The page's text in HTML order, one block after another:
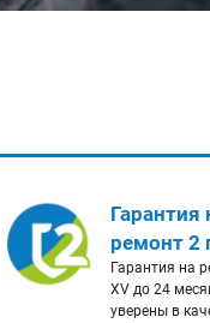
Гарантия
ремонт 2
Гарантия на
XV до 24
уверены в